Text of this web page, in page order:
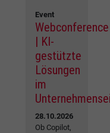
Event
Webconference
| KI-
gestützte
Lösungen
im
28.10.2026
Ob Copilot,